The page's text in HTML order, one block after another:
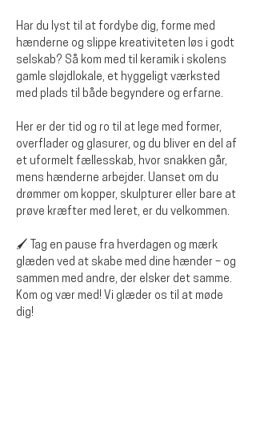
Har du lyst til at fordybe dig, forme med
hænderne og slippe kreativiteten løs i godt
selskab? Så kom med til keramik i skolens
gamle sløjdlokale, et hyggeligt værksted
med plads til både begyndere og erfarne.
Her er der tid og ro til at lege med former,
overflader og glasurer, og du bliver en del af
et uformelt fællesskab, hvor snakken går,
mens hænderne arbejder. Uanset om du
drømmer om kopper, skulpturer eller bare at
prøve kræfter med leret, er du velkommen.
🖌️ Tag en pause fra hverdagen og mærk
glæden ved at skabe med dine hænder – og
sammen med andre, der elsker det samme.
Kom og vær med! Vi glæder os til at møde
dig!